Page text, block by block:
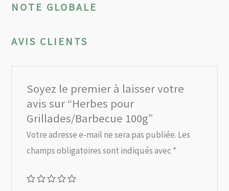
NOTE GLOBALE
AVIS CLIENTS
Soyez le premier à laisser votre
avis sur “Herbes pour
Grillades/Barbecue 100g”
Votre adresse e-mail ne sera pas publiée. Les
champs obligatoires sont indiqués avec *